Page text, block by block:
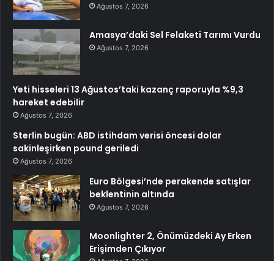
Ağustos 7, 2026
Amasya’daki Sel Felaketi Tarımı Vurdu
Ağustos 7, 2026
Yeti hisseleri 13 Ağustos’taki kazanç raporuyla %9,3
hareket edebilir
Ağustos 7, 2026
Sterlin bugün: ABD istihdam verisi öncesi dolar
sakinleşirken pound geriledi
Ağustos 7, 2026
Euro Bölgesi’nde perakende satışlar
beklentinin altında
Ağustos 7, 2026
Moonlighter 2, Önümüzdeki Ay Erken
Erişimden Çıkıyor